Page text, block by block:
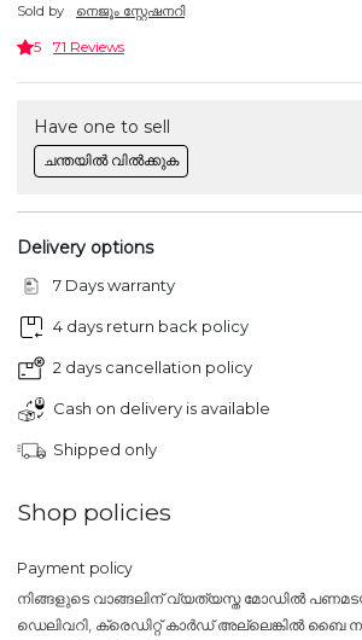
Sold by നെജൂം സ്റ്റേഷനറി
5 71 Reviews
Have one to sell
ചന്തയിൽ വിൽക്കുക
Delivery options
7 Days warranty
4 days return back policy
2 days cancellation policy
Cash on delivery is available
Shipped only
Shop policies
Payment policy
നിങ്ങളുടെ വാങ്ങലിന് വ്യത്യസ്ത മോഡിൽ
ഡെലിവറി, ക്രെഡിറ്റ് കാർഡ് അല്ലെങ്കിൽ ബൈ